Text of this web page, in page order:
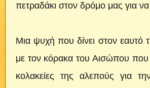
πετραδάκι στον δρόμο μας για
Μια ψυχή που δίνει στον εαυτό
με τον κόρακα του Αισώπου που
κολακείες της αλεπούς για